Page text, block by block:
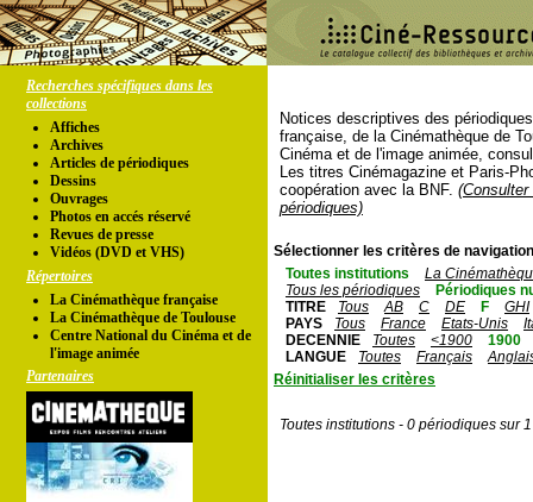
Recherches spécifiques dans les
collections
Affiches
Archives
Articles de périodiques
Dessins
Ouvrages
Photos en accés réservé
Revues de presse
Vidéos (DVD et VHS)
Répertoires
La Cinémathèque française
La Cinémathèque de Toulouse
Centre National du Cinéma et de
l'image animée
Partenaires
Notices descriptives des
française, de la Cinémathèque de
Cinéma et de l'image animée,
Les titres Cinémagazine et Paris-
coopération avec la BNF.
périodiques)
Sélectionner les critères de
Toutes institutions
La
Tous les périodiques
Périodiques
TITRE
Tous AB C DE F
GHI
PAYS
Tous France Etats-Unis
DECENNIE
Toutes <1900
1900
LANGUE
Toutes Français
Réinitialiser les critères
Toutes institutions - 0 périodiques sur